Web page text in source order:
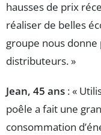
hausses de prix
réaliser de belles
groupe nous
distributeurs. »
Jean, 45 ans : «
poêle a fait une
consommation